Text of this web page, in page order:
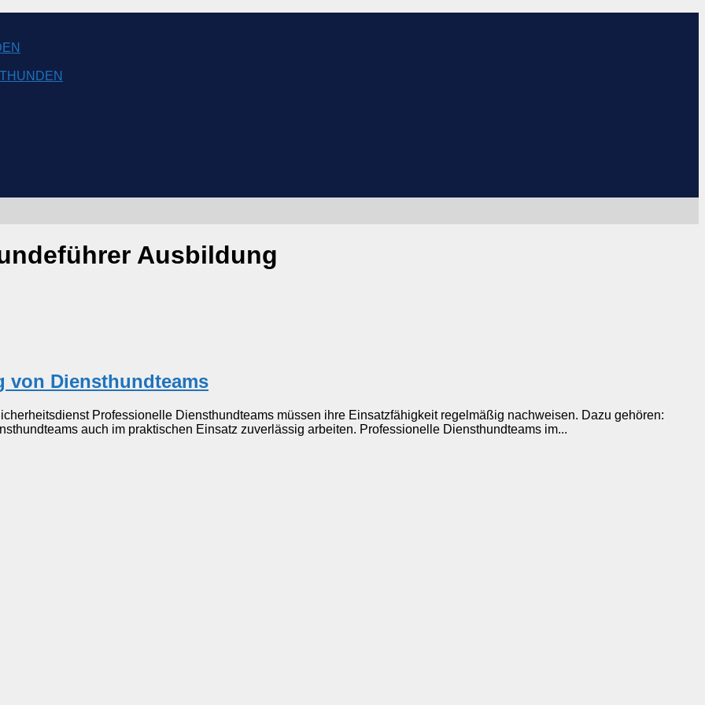
Ausbildung
von Diensthundteams
Professionelle Diensthundteams müssen ihre Einsatzfähigkeit regelmäßig nachweisen. Dazu gehören:
auch im praktischen Einsatz zuverlässig arbeiten. Professionelle Diensthundteams im...